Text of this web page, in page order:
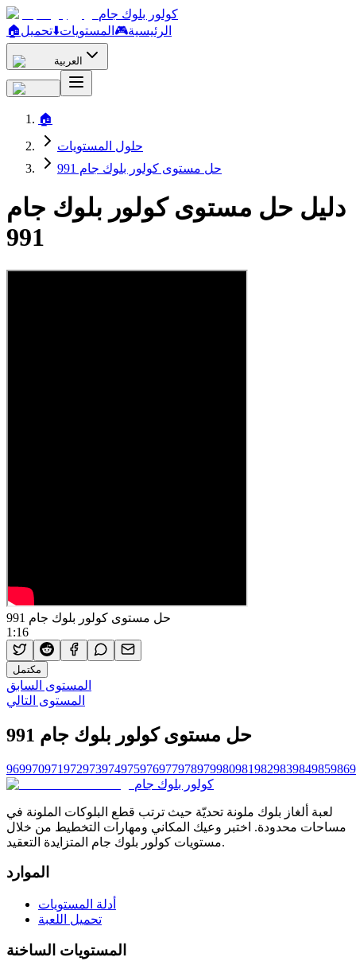
كولور بلوك جام
🏠
الرئيسية🎮 المستويات⬇️تحميل
العربية
🏠
حلول المستويات
حل مستوى كولور بلوك جام 991
دليل حل مستوى كولور بلوك جام
991
حل مستوى كولور بلوك جام 991
1:16
مكتمل
المستوى السابق
المستوى التالي
حل مستوى كولور بلوك جام 991
969970971972973974975976977978979980981982983984985986
كولور بلوك جام
لعبة ألغاز بلوك ملونة تحديّة حيث ترتب قطع البلوكات الملونة في
مساحات محدودة. اختبر وعيك المكاني ومهارات التخطيط من خلال
مستويات كولور بلوك جام المتزايدة التعقيد.
الموارد
أدلة المستويات
تحميل اللعبة
المستويات الساخنة